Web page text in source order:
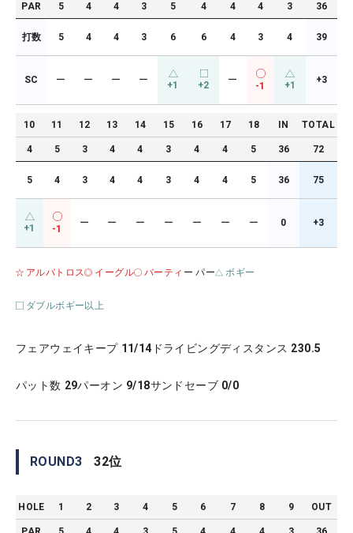
PAR 5 4 4 3 5 4 4 4 3 36
打数 5 4 4 3 6 6 4 3 4 39
SC ー ー ー ー +1 +2 ー
-1 +1 +3
10 11 12 13 14 15 16 17 18 IN TOTAL
4 5 3 4 4 3 4 4 5 36 72
5 4 3 4 4 3 4 4 5 36 75
+1 -1
ー ー ー ー ー ー ー 0 +3
アルバトロス イーグル バーティ ー パー ボギー
ダブルボギー以上
フェアウェイキープ 11/14 ドライビングディスタンス 230.5
パット数 29パーオン 9/18サンドセーブ 0/0
ROUND3 32位
HOLE 1 2 3 4 5 6 7 8 9 OUT